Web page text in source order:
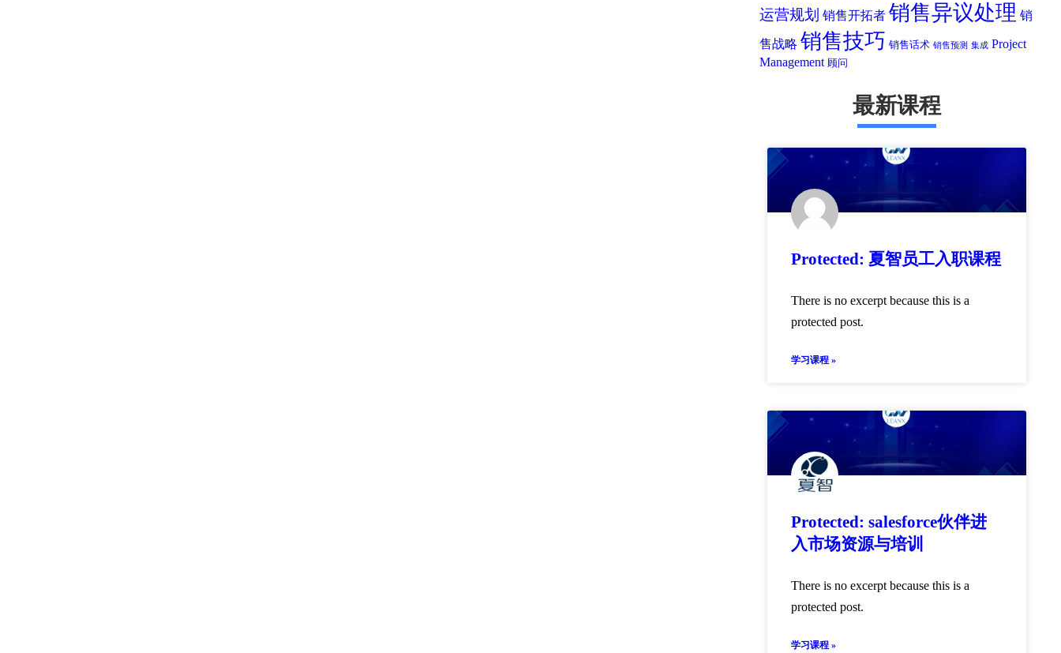
运营规划 销售开拓者 销售异议处理 销
售战略 销售技巧 销售话术 销售预测 集成 Project
Management 顾问
最新课程
Protected: 夏智员工入职课程
There is no excerpt because this is a
protected post.
学习课程 »
Protected: salesforce伙伴进
入市场资源与培训
There is no excerpt because this is a
protected post.
学习课程 »